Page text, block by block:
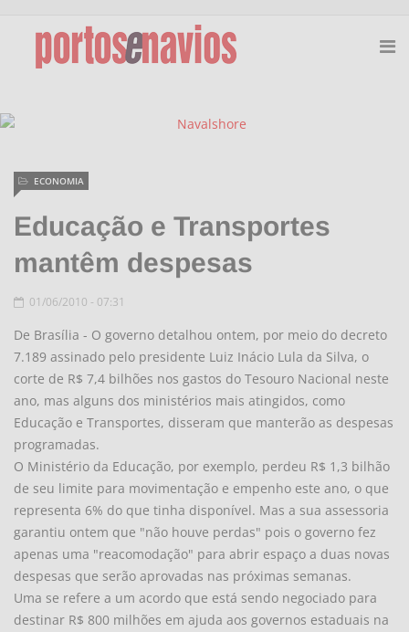
Educação e Transportes
mantêm despesas
ECONOMIA
01/06/2010 - 07:31
De Brasília - O governo detalhou ontem, por meio do decreto
7.189 assinado pelo presidente Luiz Inácio Lula da Silva, o
corte de R$ 7,4 bilhões nos gastos do Tesouro Nacional neste
ano, mas alguns dos ministérios mais atingidos, como
Educação e Transportes, disseram que manterão as despesas
programadas.
O Ministério da Educação, por exemplo, perdeu R$ 1,3 bilhão
de seu limite para movimentação e empenho este ano, o que
representa 6% do que tinha disponível. Mas a sua assessoria
garantiu ontem que "não houve perdas" pois o governo fez
apenas uma "reacomodação" para abrir espaço a duas novas
despesas que serão aprovadas nas próximas semanas.
Uma se refere a um acordo que está sendo negociado para
destinar R$ 800 milhões em ajuda aos governos estaduais na